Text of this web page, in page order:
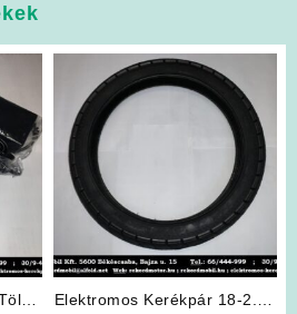
Elektromos Kerékpár 18-2.50